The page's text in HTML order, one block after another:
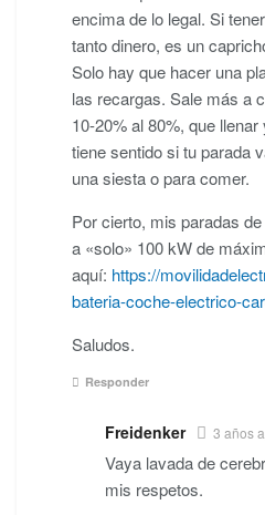
encima de lo legal. Si
tanto dinero, es un
Solo hay que hacer una
las recargas. Sale más a
10-20% al 80%, que
tiene sentido si tu parada
una siesta o para comer.
Por cierto, mis paradas
a «solo» 100 kW de
aquí: https://
bateria-coche-electrico-
Saludos.
Responder
Freidenker 3 años
Vaya lavada de
mis respetos.